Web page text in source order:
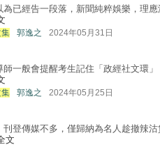
已經告一段落，新聞純粹娛樂，理
郭逸之 2024年05月31日
師一般會提醒考生記住「政經社文環
郭逸之 2024年05月25日
登傳媒不多，僅歸納為名人趁撤辣
文